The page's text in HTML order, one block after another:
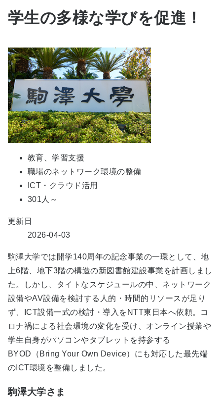
学生の多様な学びを促進！
教育、学習支援
職場のネットワーク環境の整備
ICT・クラウド活用
301人～
更新日
2026-04-03
駒澤大学では開学140周年の記念事業の一環として、地
上6階、地下3階の構造の新図書館建設事業を計画しまし
た。しかし、タイトなスケジュールの中、ネットワーク
設備やAV設備を検討する人的・時間的リソースが足り
ず、ICT設備一式の検討・導入をNTT東日本へ依頼。コ
ロナ禍による社会環境の変化を受け、オンライン授業や
学生自身がパソコンやタブレットを持参する
BYOD（Bring Your Own Device）にも対応した最先端
のICT環境を整備しました。
駒澤大学さま